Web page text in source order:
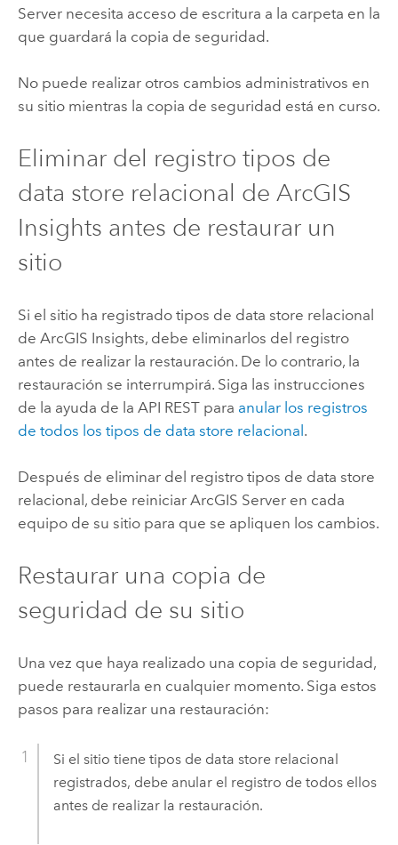
Servernecesita acceso de escritura a la carpeta en la
que guardará la copia de seguridad.
No puede realizar otros cambios administrativos en
su sitio mientras la copia de seguridad está en curso.
Eliminar del registro tipos de
data store relacional de ArcGIS
Insights antes de restaurar un
sitio
Si el sitio ha registrado tipos de data store relacional
de ArcGIS Insights, debe eliminarlos del registro
antes de realizar la restauración. De lo contrario, la
restauración se interrumpirá. Siga las instrucciones
de la ayuda de la API REST para anular los registros
de todos los tipos de data store relacional.
Después de eliminar del registro tipos de data store
relacional, debe reiniciar ArcGIS Serveren cada
equipo de su sitio para que se apliquen los cambios.
Restaurar una copia de
seguridad de su sitio
Una vez que haya realizado una copia de seguridad,
puede restaurarla en cualquier momento. Siga estos
pasos para realizar una restauración:
Si el sitio tiene tipos de data store relacional
registrados, debe anular el registro de todos ellos
antes de realizar la restauración.